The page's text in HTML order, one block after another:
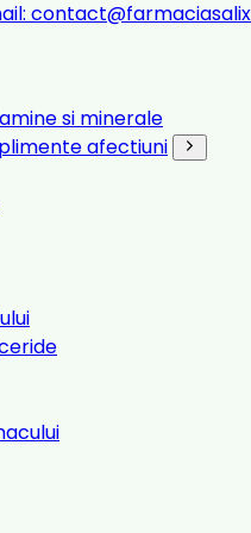
si minerale
afectiuni